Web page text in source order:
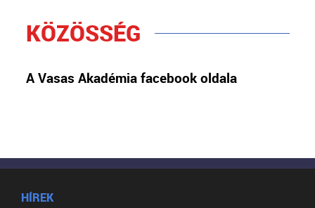
KÖZÖSSÉG
A Vasas Akadémia facebook oldala
HÍREK